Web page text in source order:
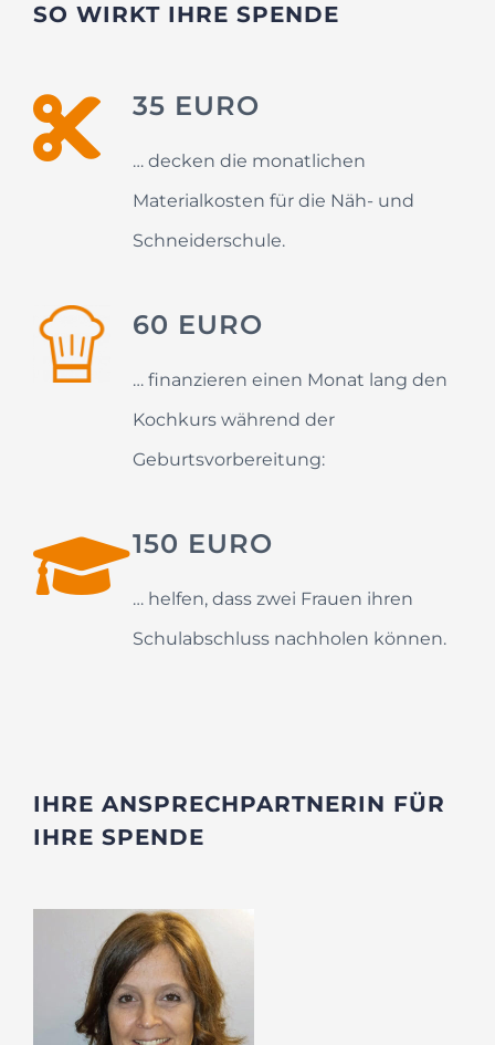
SO WIRKT IHRE SPENDE
35 EURO
… decken die monatlichen
Materialkosten für die Näh- und
Schneiderschule.
60 EURO
… finanzieren einen Monat lang den
Kochkurs während der
Geburtsvorbereitung:
150 EURO
… helfen, dass zwei Frauen ihren
Schulabschluss nachholen können.
IHRE ANSPRECHPARTNERIN FÜR
IHRE SPENDE